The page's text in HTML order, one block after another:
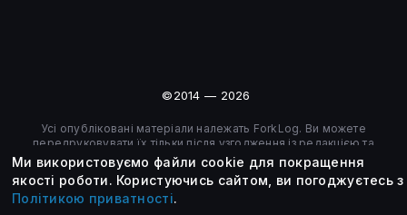
©2014 — 2026
Усі опубліковані матеріали належать ForkLog. Ви можете
передруковувати їх тільки після узгодження із редакцією та
вказанням активного посилання на ForkLog.
Ми використовуємо файли cookie для покращення
якості роботи. Користуючись сайтом, ви погоджуєтесь з
Політикою приватності.